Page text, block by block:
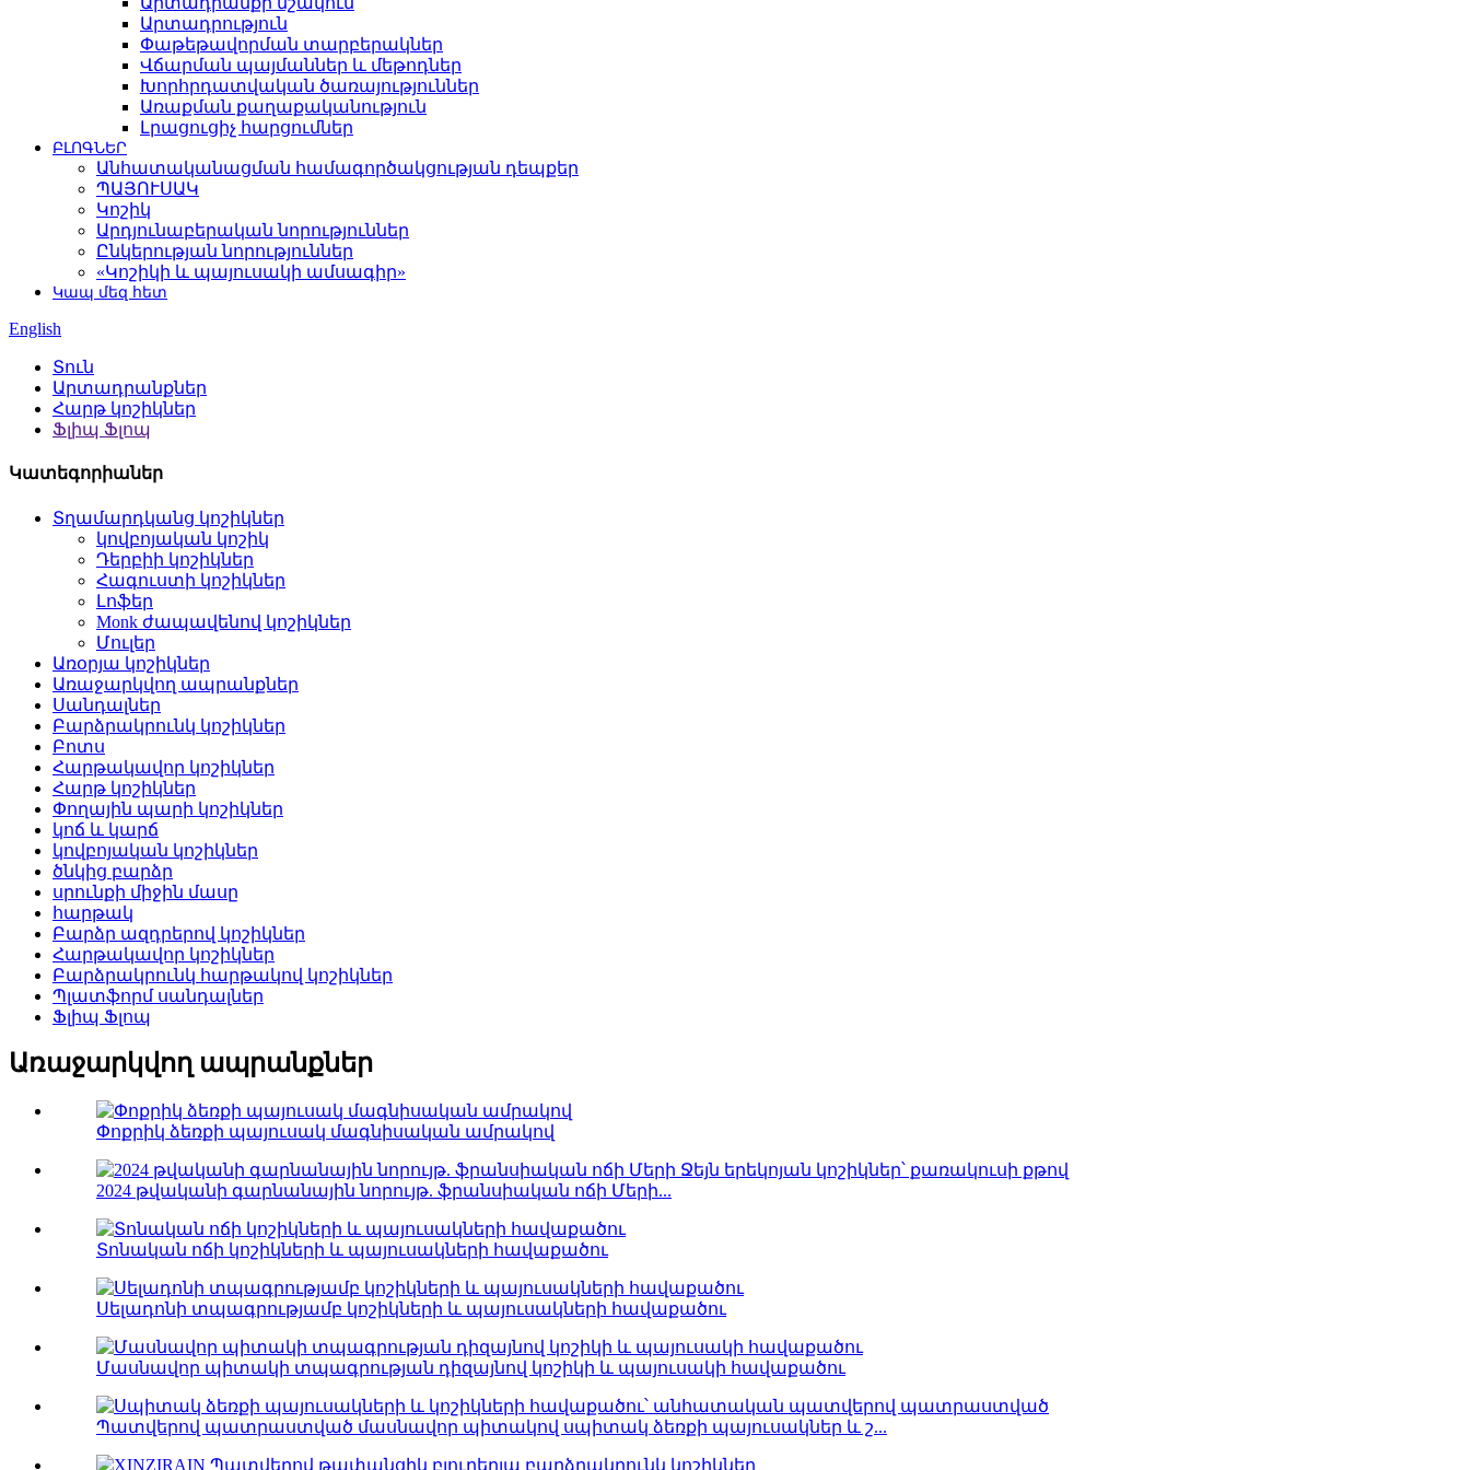
Արտադրություն
Փաթեթավորման տարբերակներ
Վճարման պայմաններ և մեթոդներ
Խորհրդատվական ծառայություններ
Առաքման քաղաքականություն
Լրացուցիչ հարցումներ
ԲԼՈԳՆԵՐ
Անհատականացման համագործակցության դեպքեր
ՊԱՅՈՒՍԱԿ
Կոշիկ
Արդյունաբերական նորություններ
Ընկերության նորություններ
«Կոշիկի և պայուսակի ամսագիր»
Կապ մեզ հետ
English
Տուն
Արտադրանքներ
Հարթ կոշիկներ
Ֆլիպ Ֆլոպ
Կատեգորիաներ
Տղամարդկանց կոշիկներ
կովբոյական կոշիկ
Դերբիի կոշիկներ
Հագուստի կոշիկներ
Լոֆեր
Monk ժապավենով կոշիկներ
Մուլեր
Առօրյա կոշիկներ
Առաջարկվող ապրանքներ
Սանդալներ
Բարձրակրունկ կոշիկներ
Բոտս
Հարթակավոր կոշիկներ
Հարթ կոշիկներ
Փողային պարի կոշիկներ
կոճ և կարճ
կովբոյական կոշիկներ
ծնկից բարձր
սրունքի միջին մասը
հարթակ
Բարձր ազդրերով կոշիկներ
Հարթակավոր կոշիկներ
Բարձրակրունկ հարթակով կոշիկներ
Պլատֆորմ սանդալներ
Ֆլիպ Ֆլոպ
Առաջարկվող ապրանքներ
Փոքրիկ ձեռքի պայուսակ մագնիսական ամրակով
2024 թվականի գարնանային նորույթ. ֆրանսիական ոճի Մերի...
Տոնական ոճի կոշիկների և պայուսակների հավաքածու
Սելադոնի տպագրությամբ կոշիկների և պայուսակների հավաքածու
Մասնավոր պիտակի տպագրության դիզայնով կոշիկի և պայուսակի հավաքածու
Պատվերով պատրաստված մասնավոր պիտակով սպիտակ ձեռքի պայուսակներ և շ...